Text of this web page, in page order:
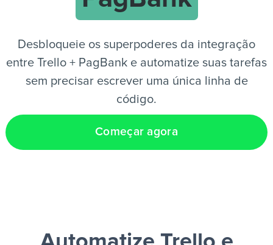
Desbloqueie os superpoderes da integração
entre Trello + PagBank e automatize suas tarefas
sem precisar escrever uma única linha de
código.
Começar agora